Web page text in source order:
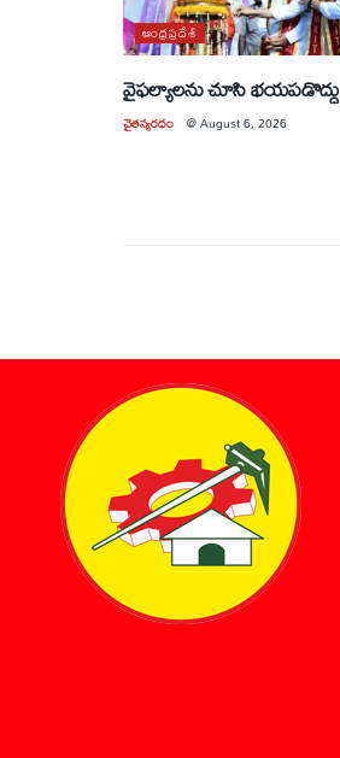
ఆంధ్రప్రదేశ్
వైఫల్యాలను చూసి భయపడొద్దు
చైతన్యరధం @August 6, 2026